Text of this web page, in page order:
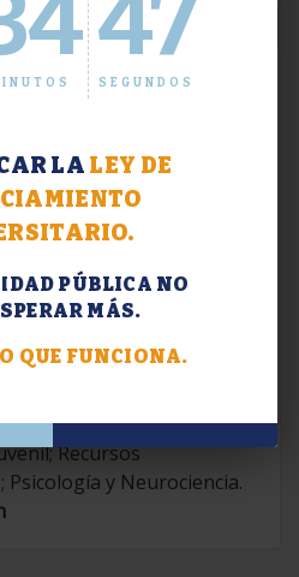
48
SEGUNDOS
LA LEY DE
PÚBLICA NO
MÁS.
QUE FUNCIONA.
2026.
en el
Recursos
y Neurociencia.